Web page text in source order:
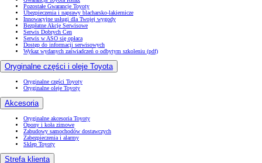
Pozostałe Gwarancje Toyoty
Ubezpieczenia i naprawy blacharsko-lakiernicze
Innowacyjne usługi dla Twojej wygody
Bezpłatne Akcje Serwisowe
Serwis Dobrych Cen
Serwis w ASO się opłaca
Dostęp do informacji serwisowych
Wykaz wydanych zaświadczeń o odbytym szkoleniu (pdf)
Oryginalne części i oleje Toyota
Oryginalne części Toyoty
Oryginalne oleje Toyoty
Akcesoria
Oryginalne akcesoria Toyoty
Opony i koła zimowe
Zabudowy samochodów dostawczych
Zabezpieczenia i alarmy
Sklep Toyoty
Strefa klienta